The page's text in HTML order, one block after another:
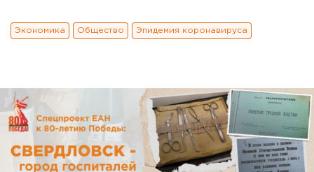
Экономика Общество Эпидемия коронавируса